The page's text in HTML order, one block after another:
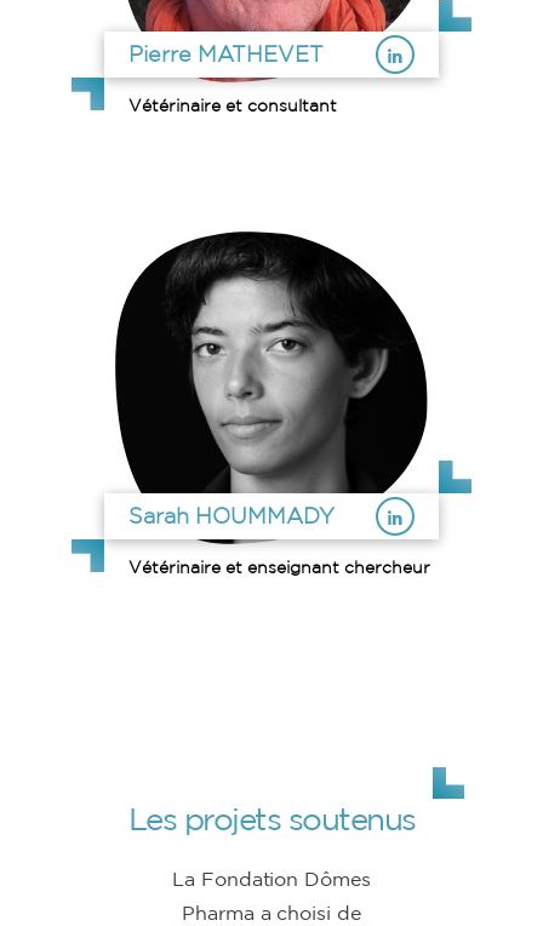
Pierre MATHEVET
Vétérinaire et consultant
Sarah HOUMMADY
Vétérinaire et enseignant chercheur
Les projets soutenus
La Fondation Dômes
Pharma a choisi de